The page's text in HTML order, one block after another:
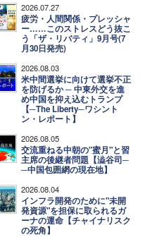
2026.07.27
疲労・人間関係・プレッシャ
ー……このストレスどう抜こ
う「ザ・リバティ」9月号(7
月30日発売)
2026.08.03
米中間選挙に向けて選挙不正
を防げるか ─ 中東外交を進
め中国を抑え込むトランプ
【─The Liberty─ワシント
ン・レポート】
2026.08.05
交流重ねる中朝の"蜜月"と習
主席の後継者問題【澁谷司─
─中国包囲網の現在地】
2026.08.04
インフラ開発のために"未開
発資源"を担保に取られるガ
ーナの運命【チャイナリスク
の死角】